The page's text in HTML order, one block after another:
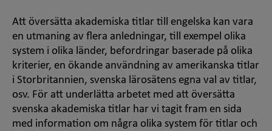
Att översätta akademiska titlar till engelska kan vara
en utmaning av flera anledningar, till exempel olika
system i olika länder, befordringar baserade på olika
kriterier, en ökande användning av amerikanska titlar
i Storbritannien, svenska lärosätens egna val av titlar,
osv. För att underlätta arbetet med att översätta
svenska akademiska titlar har vi tagit fram en sida
med information om några olika system för titlar och